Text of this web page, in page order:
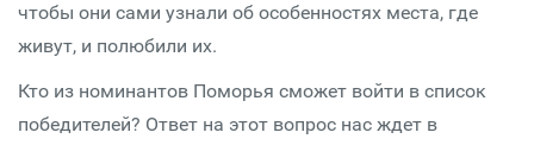
чтобы они сами узнали об особенностях места, где
живут, и полюбили их.
Кто из номинантов Поморья сможет войти в список
победителей? Ответ на этот вопрос нас ждет в